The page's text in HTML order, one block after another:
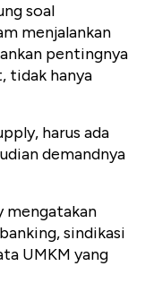
soal
menjalankan
pentingnya
tidak hanya
harus ada
demandnya
mengatakan
sindikasi
UMKM yang